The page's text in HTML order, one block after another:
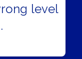
level